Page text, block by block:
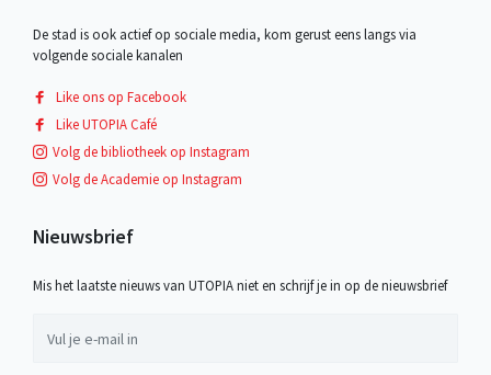
De stad is ook actief op sociale media, kom gerust eens langs via
volgende sociale kanalen
Like ons op Facebook
Like UTOPIA Café
Volg de bibliotheek op Instagram
Volg de Academie op Instagram
Nieuwsbrief
Mis het laatste nieuws van UTOPIA niet en schrijf je in op de nieuwsbrief